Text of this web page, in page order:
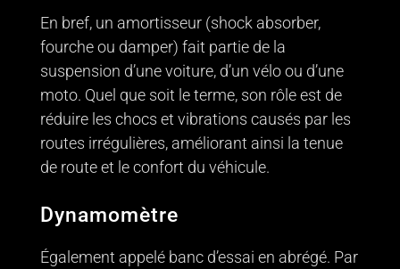
En bref, un amortisseur (shock absorber,
fourche ou damper) fait partie de la
suspension d’une voiture, d’un vélo ou d’une
moto. Quel que soit le terme, son rôle est de
réduire les chocs et vibrations causés par les
routes irrégulières, améliorant ainsi la tenue
de route et le confort du véhicule.
Dynamomètre
Également appelé banc d’essai en abrégé. Par